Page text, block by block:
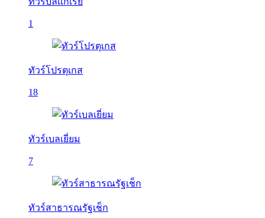
1
ทัวร์โปรตุเกส
18
ทัวร์เบลเยี่ยม
7
ทัวร์สาธารณรัฐเช็ก